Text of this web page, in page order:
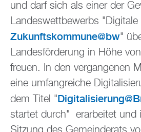
und darf sich als einer der
Landeswettbewerbs "Digitale
Zukunftskommune@bw"
Landesförderung in Höhe
freuen. In den vergangenen
eine umfangreiche
dem Titel "
startet durch" erarbeitet und
Sitzung des Gemeinderats